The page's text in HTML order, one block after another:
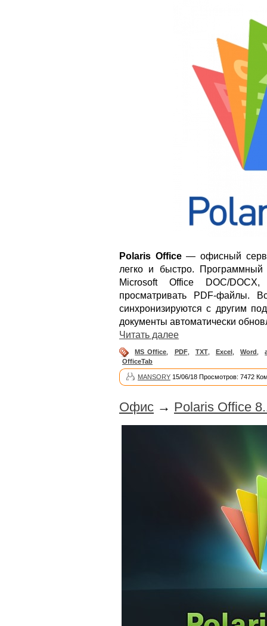
Polaris Office— офисный
легко и быстро. Программный
Microsoft Office DOC/
просматривать PDF-файлы.
синхронизируются с другим
документы автоматически
Читать далее
MS Office PDF, TXT, Excel, Word
OfficeTab
MANSORY 15/06/18 Просмотров: 7472
Офис → Polaris Office